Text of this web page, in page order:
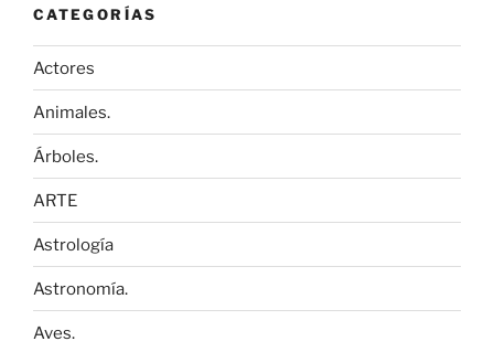
CATEGORÍAS
Actores
Animales.
Árboles.
ARTE
Astrología
Astronomía.
Aves.